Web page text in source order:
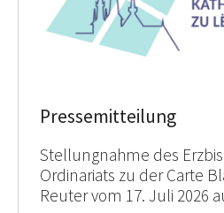
Pressemitteilung
Stellungnahme des
Ordinariats zu der Carte
Reuter vom 17. Juli 2026